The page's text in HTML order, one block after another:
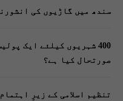
سندھ میں گاڑیوں کی
400 شہریوں کیلئے ایک
صورتحال کیا ہے؟
تنظیم اسلامی کے زیرِ